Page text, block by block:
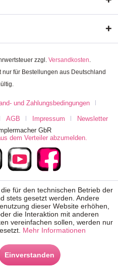
zzgl. Versandkosten.
für Bestellungen aus Deutschland
und Zahlungsbedingungen
AGB Impressum
Newsletter
GbR
dem Verteiler abzumelden.
für den technischen Betrieb der
stets gesetzt werden. Andere
dieser Website erhöhen,
die Interaktion mit anderen
vereinfachen sollen, werden nur
Mehr Informationen
Einverstanden